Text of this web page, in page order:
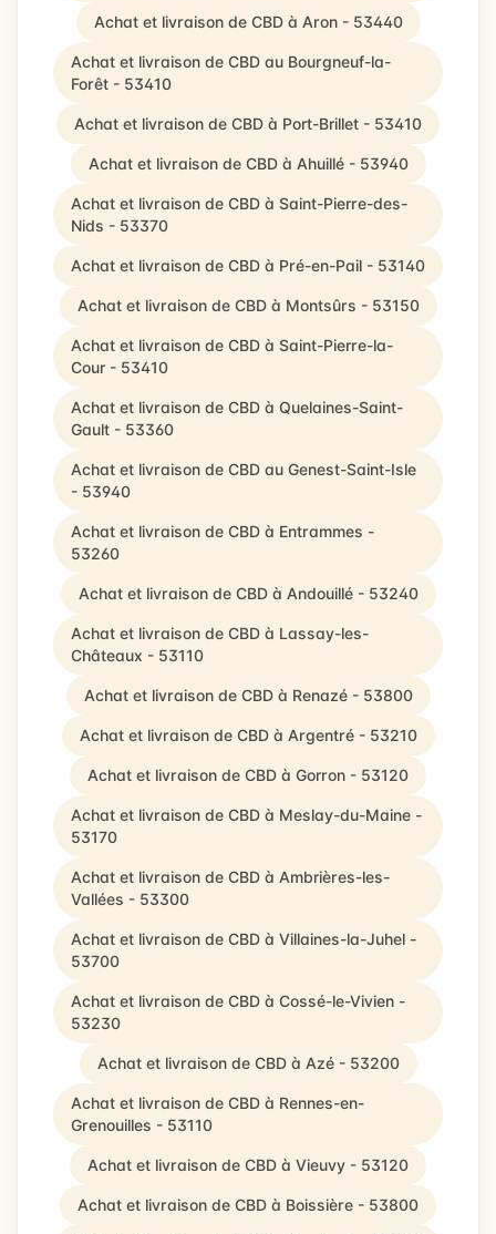
Achat et livraison de CBD à Aron - 53440
Achat et livraison de CBD au Bourgneuf-la-
Forêt - 53410
Achat et livraison de CBD à Port-Brillet - 53410
Achat et livraison de CBD à Ahuillé - 53940
Achat et livraison de CBD à Saint-Pierre-des-
Nids - 53370
Achat et livraison de CBD à Pré-en-Pail - 53140
Achat et livraison de CBD à Montsûrs - 53150
Achat et livraison de CBD à Saint-Pierre-la-
Cour - 53410
Achat et livraison de CBD à Quelaines-Saint-
Gault - 53360
Achat et livraison de CBD au Genest-Saint-Isle
- 53940
Achat et livraison de CBD à Entrammes -
53260
Achat et livraison de CBD à Andouillé - 53240
Achat et livraison de CBD à Lassay-les-
Châteaux - 53110
Achat et livraison de CBD à Renazé - 53800
Achat et livraison de CBD à Argentré - 53210
Achat et livraison de CBD à Gorron - 53120
Achat et livraison de CBD à Meslay-du-Maine -
53170
Achat et livraison de CBD à Ambrières-les-
Vallées - 53300
Achat et livraison de CBD à Villaines-la-Juhel -
53700
Achat et livraison de CBD à Cossé-le-Vivien -
53230
Achat et livraison de CBD à Azé - 53200
Achat et livraison de CBD à Rennes-en-
Grenouilles - 53110
Achat et livraison de CBD à Vieuvy - 53120
Achat et livraison de CBD à Boissière - 53800